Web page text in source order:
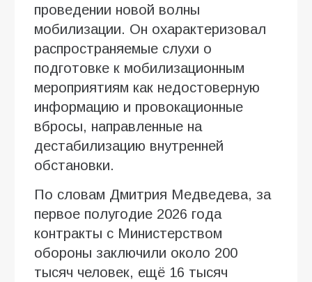
проведении новой волны
мобилизации. Он охарактеризовал
распространяемые слухи о
подготовке к мобилизационным
мероприятиям как недостоверную
информацию и провокационные
вбросы, направленные на
дестабилизацию внутренней
обстановки.
По словам Дмитрия Медведева, за
первое полугодие 2026 года
контракты с Министерством
обороны заключили около 200
тысяч человек, ещё 16 тысяч